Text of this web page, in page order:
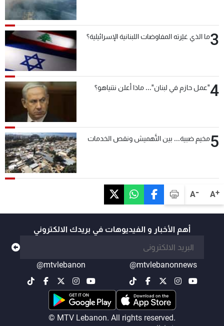
A+
A-
3ما الذي غيّرته المفاوضات اللبنانية الإسرائيلية؟
4"عمل حازم في لبنان"... ماذا أعلن نتنياهو؟
5مخيم ضبية... بين التَّهميش ونقص الخدمات
أهم الأخبار و الفيديوهات في بريدك الالكتروني
@mtvlebanonnews
@mtvlebanon
© MTV Lebanon. All rights reserved.